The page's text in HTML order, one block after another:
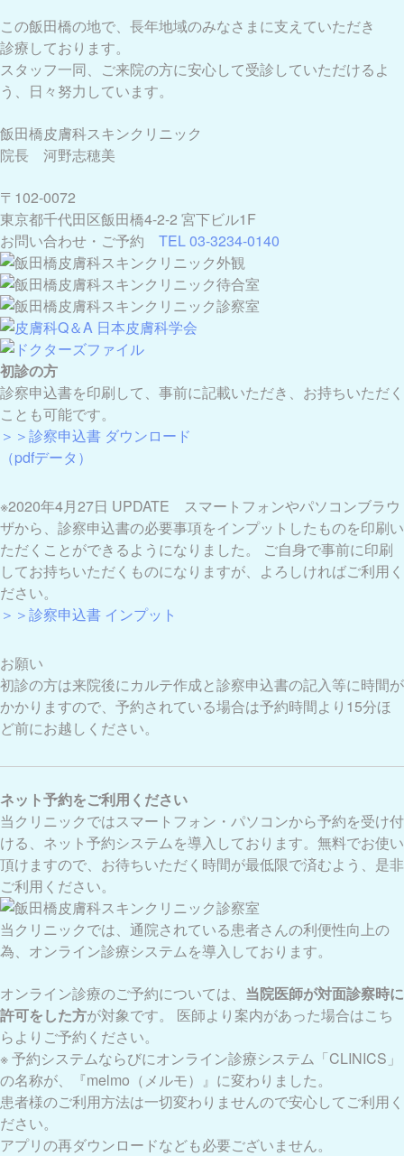
この飯田橋の地で、長年地域のみなさまに支えていただき
診療しております。
スタッフ一同、ご来院の方に安心して受診していただけるよ
う、日々努力しています。
飯田橋皮膚科スキンクリニック
院長 河野志穂美
〒102-0072
東京都千代田区飯田橋4-2-2 宮下ビル1F
お問い合わせ・ご予約 TEL 03-3234-0140
初診の方
診察申込書を印刷して、事前に記載いただき、お持ちいただく
ことも可能です。
＞＞診察申込書 ダウンロード
（pdfデータ）
※2020年4月27日 UPDATE スマートフォンやパソコンブラウ
ザから、診察申込書の必要事項をインプットしたものを印刷い
ただくことができるようになりました。 ご自身で事前に印刷
してお持ちいただくものになりますが、よろしければご利用く
ださい。
＞＞診察申込書 インプット
お願い
初診の方は来院後にカルテ作成と診察申込書の記入等に時間が
かかりますので、予約されている場合は予約時間より15分ほ
ど前にお越しください。
ネット予約をご利用ください
当クリニックではスマートフォン・パソコンから予約を受け付
ける、ネット予約システムを導入しております。無料でお使い
頂けますので、お待ちいただく時間が最低限で済むよう、是非
ご利用ください。
当クリニックでは、通院されている患者さんの利便性向上の
為、オンライン診療システムを導入しております。
オンライン診療のご予約については、 当院医師が対面診察時に
許可をした方が対象です。 医師より案内があった場合はこち
らよりご予約ください。
※予約システムならびにオンライン診療システム「CLINICS」
の名称が、『melmo（メルモ）』に変わりました。
患者様のご利用方法は一切変わりませんので安心してご利用く
ださい。
アプリの再ダウンロードなども必要ございません。